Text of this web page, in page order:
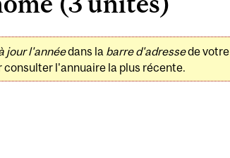
jour l'annéedans la barre d'adressede votre
consulter l'annuaire la plus récente.